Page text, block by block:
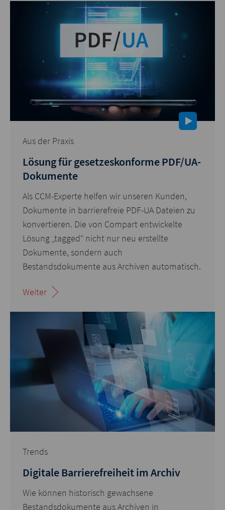
Aus der Praxis
Lösung für gesetzeskonforme PDF/UA-
Dokumente
Als CCM-Experte helfen wir unseren Kunden,
Dokumente in barrierefreie PDF-UA Dateien zu
konvertieren. Die von Compart entwickelte
Lösung „tagged“ nicht nur neu erstellte
Dokumente, sondern auch
Bestandsdokumente aus Archiven automatisch.
Weiter
Trends
Digitale Barrierefreiheit im Archiv
Wie können historisch gewachsene
Bestandsdokumente aus Archiven in